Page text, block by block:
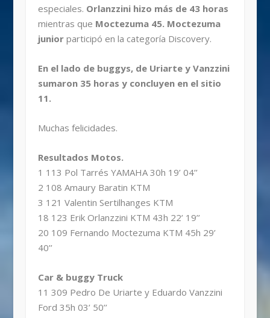
especiales. Orlanzzini hizo más de 43 horas
mientras que Moctezuma 45. Moctezuma
juniorparticipó en la categoría Discovery.
En el lado de buggys, de Uriarte y Vanzzini
sumaron 35 horas y concluyen en el sitio
11.
Muchas felicidades.
Resultados Motos.
1 113 Pol Tarrés YAMAHA 30h 19’ 04’’
2 108 Amaury Baratin KTM
3 121 Valentin Sertilhanges KTM
18 123 Erik Orlanzzini KTM 43h 22’ 19’’
20 109 Fernando Moctezuma KTM 45h 29’
40’’
Car & buggy Truck
11 309 Pedro De Uriarte y Eduardo Vanzzini
Ford 35h 03’ 50’’